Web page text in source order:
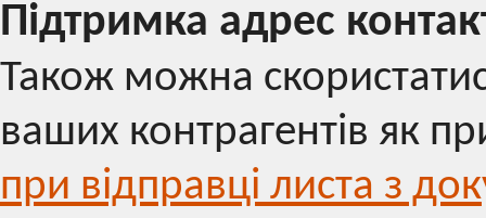
Підтримка адрес
Також можна
ваших контрагентів як
при відправці листа з